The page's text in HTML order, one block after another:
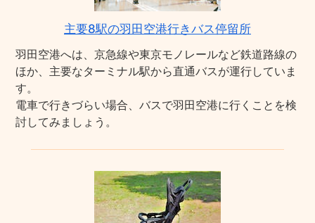
主要8駅の羽田空港行きバス停留所
羽田空港へは、京急線や東京モノレールなど鉄道路線の
ほか、主要なターミナル駅から直通バスが運行していま
す。
電車で行きづらい場合、バスで羽田空港に行くことを検
討してみましょう。